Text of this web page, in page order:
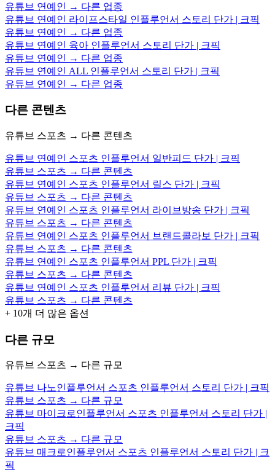
유튜브 연예인 → 다른 업종
유튜브 연예인 라이프스타일 인플루언서 스토리 단가 | 크픽
유튜브 연예인 → 다른 업종
유튜브 연예인 육아 인플루언서 스토리 단가 | 크픽
유튜브 연예인 → 다른 업종
유튜브 연예인 ALL 인플루언서 스토리 단가 | 크픽
유튜브 연예인 → 다른 업종
다른 콘텐츠
유튜브 스포츠 → 다른 콘텐츠
유튜브 연예인 스포츠 인플루언서 일반피드 단가 | 크픽
유튜브 스포츠 → 다른 콘텐츠
유튜브 연예인 스포츠 인플루언서 릴스 단가 | 크픽
유튜브 스포츠 → 다른 콘텐츠
유튜브 연예인 스포츠 인플루언서 라이브방송 단가 | 크픽
유튜브 스포츠 → 다른 콘텐츠
유튜브 연예인 스포츠 인플루언서 브랜드콜라보 단가 | 크픽
유튜브 스포츠 → 다른 콘텐츠
유튜브 연예인 스포츠 인플루언서 PPL 단가 | 크픽
유튜브 스포츠 → 다른 콘텐츠
유튜브 연예인 스포츠 인플루언서 리뷰 단가 | 크픽
유튜브 스포츠 → 다른 콘텐츠
+ 10개 더 많은 옵션
다른 규모
유튜브 스포츠 → 다른 규모
유튜브 나노인플루언서 스포츠 인플루언서 스토리 단가 | 크픽
유튜브 스포츠 → 다른 규모
유튜브 마이크로인플루언서 스포츠 인플루언서 스토리 단가 |
크픽
유튜브 스포츠 → 다른 규모
유튜브 매크로인플루언서 스포츠 인플루언서 스토리 단가 | 크
픽